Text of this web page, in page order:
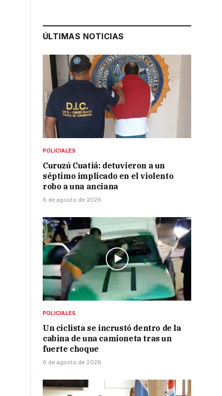
ÚLTIMAS NOTICIAS
POLICIALES
Curuzú Cuatiá: detuvieron a un
séptimo implicado en el violento
robo a una anciana
6 de agosto de 2026
POLICIALES
Un ciclista se incrustó dentro de la
cabina de una camioneta tras un
fuerte choque
6 de agosto de 2026